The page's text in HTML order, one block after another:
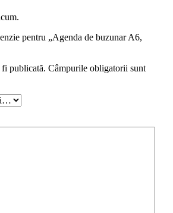
pentru „Agenda de buzunar A6,
fi publicată. Câmpurile obligatorii sunt